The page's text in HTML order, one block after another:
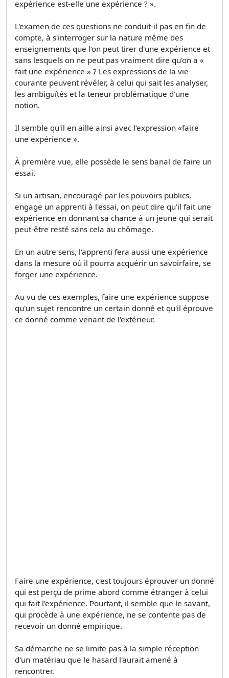
expérience est-elle une expérience ? ».
L'examen de ces questions ne conduit-il pas en fin de
compte, à s'interroger sur la nature même des
enseignements que l'on peut tirer d'une expérience et
sans lesquels on ne peut pas vraiment dire qu'on a «
fait une expérience » ? Les expressions de la vie
courante peuvent révéler, à celui qui sait les analyser,
les ambiguïtés et la teneur problématique d'une
notion.
Il semble qu'il en aille ainsi avec l'expression «faire
une expérience ».
À première vue, elle possède le sens banal de faire un
essai.
Si un artisan, encouragé par les pouvoirs publics,
engage un apprenti à l'essai, on peut dire qu'il fait une
expérience en donnant sa chance à un jeune qui serait
peut-être resté sans cela au chômage.
En un autre sens, l'apprenti fera aussi une expérience
dans la mesure où il pourra acquérir un savoirfaire, se
forger une expérience.
Au vu de ces exemples, faire une expérience suppose
qu'un sujet rencontre un certain donné et qu'il éprouve
ce donné comme venant de l'extérieur.
Faire une expérience, c'est toujours éprouver un donné
qui est perçu de prime abord comme étranger à celui
qui fait l'expérience. Pourtant, il semble que le savant,
qui procède à une expérience, ne se contente pas de
recevoir un donné empirique.
Sa démarche ne se limite pas à la simple réception
d'un matériau que le hasard l'aurait amené à
rencontrer.